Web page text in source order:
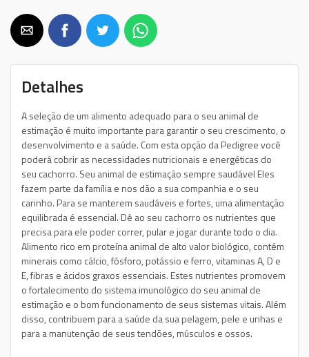
Detalhes
A seleção de um alimento adequado para o seu animal de
estimação é muito importante para garantir o seu crescimento, o
desenvolvimento e a saúde. Com esta opção da Pedigree você
poderá cobrir as necessidades nutricionais e energéticas do
seu cachorro. Seu animal de estimação sempre saudável Eles
fazem parte da família e nos dão a sua companhia e o seu
carinho. Para se manterem saudáveis e fortes, uma alimentação
equilibrada é essencial. Dê ao seu cachorro os nutrientes que
precisa para ele poder correr, pular e jogar durante todo o dia.
Alimento rico em proteína animal de alto valor biológico, contém
minerais como cálcio, fósforo, potássio e ferro, vitaminas A, D e
E, fibras e ácidos graxos essenciais. Estes nutrientes promovem
o fortalecimento do sistema imunológico do seu animal de
estimação e o bom funcionamento de seus sistemas vitais. Além
disso, contribuem para a saúde da sua pelagem, pele e unhas e
para a manutenção de seus tendões, músculos e ossos.